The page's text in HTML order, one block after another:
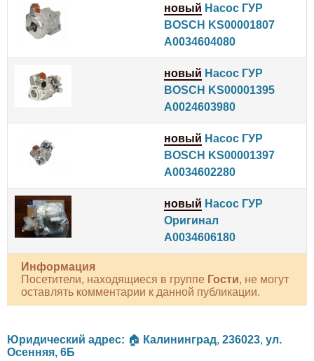
новый Насос ГУР
BOSCH KS00001807
A0034604080
новый Насос ГУР
BOSCH KS00001395
A0024603980
новый Насос ГУР
BOSCH KS00001397
A0034602280
новый Насос ГУР
Оригинал
A0034606180
Информация
Посетители, находящиеся в группе Гости, не могут
оставлять комментарии к данной публикации.
Юридический адрес: 🏠 Калининград, 236023, ул.
Осенняя, 6Б